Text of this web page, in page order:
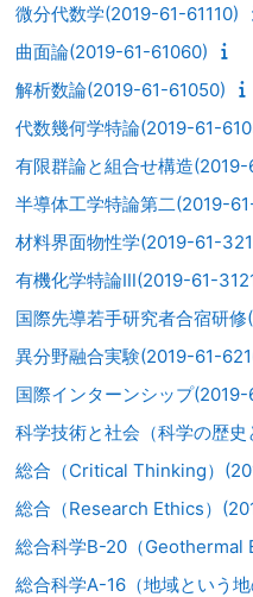
微分代数学(2019-61-61110)
曲面論(2019-61-61060)
解析数論(2019-61-61050)
代数幾何学特論(2019-61-
有限群論と組合せ構造
半導体工学特論第二(2019-
材料界面物性学(2019-61-
有機化学特論Ⅲ(2019-61-
国際先導若手研究者合宿研
異分野融合実験(2019-61-
国際インターンシップ
科学技術と社会（科学の歴
総合（Critical Thinking）
総合（Research Ethics）
総合科学B-20（
総合科学A-16（地域という地